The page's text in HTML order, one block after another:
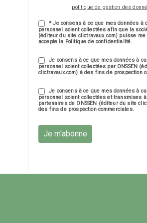
politique de gestion des
* Je consens à ce que mes données à
personnel soient collectées afin que la
(éditeur du site clictravaux.com) puisse me
accepte la Politique de confidentialité.
Je consens à ce que mes données à
personnel soient collectées par ONSSEN
clictravaux.com) à des fins de prospection
Je consens à ce que mes données à
personnel soient collectées et transmises
partenaires de ONSSEN (éditeur du site
des fins de prospection commerciales.
Je m'abonne